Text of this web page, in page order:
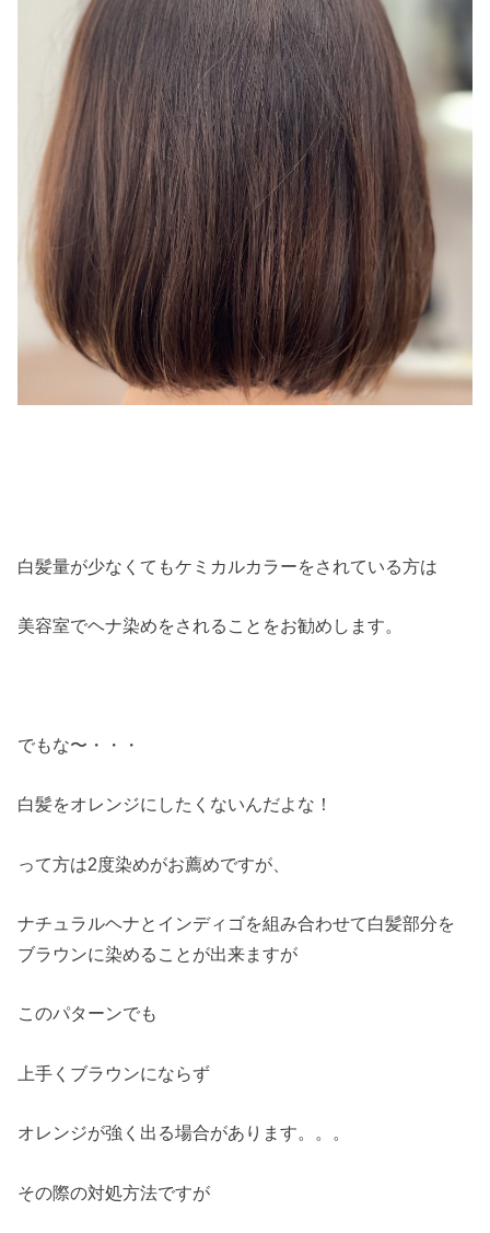
白髪量が少なくてもケミカルカラーをされている方は
美容室でヘナ染めをされることをお勧めします。
でもな〜・・・
白髪をオレンジにしたくないんだよな！
って方は2度染めがお薦めですが、
ナチュラルヘナとインディゴを組み合わせて白髪部分を
ブラウンに染めることが出来ますが
このパターンでも
上手くブラウンにならず
オレンジが強く出る場合があります。。。
その際の対処方法ですが